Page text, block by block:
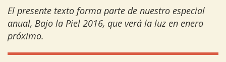
El presente texto forma parte de nuestro especial
anual, Bajo la Piel 2016, que verá la luz en enero
próximo.